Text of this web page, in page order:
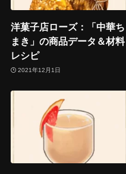
洋菓子店ローズ：「中華ち
まき」の商品データ＆材料
レシピ
2021年12月1日